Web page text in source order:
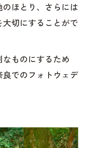
ほとり、さらには
切にすることがで
ものにするため
でのフォトウェデ